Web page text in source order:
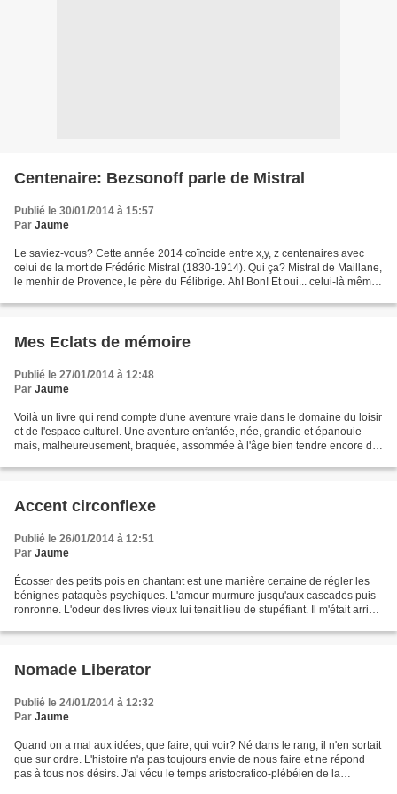
Centenaire: Bezsonoff parle de Mistral
Publié le 30/01/2014 à 15:57
Par Jaume
Le saviez-vous? Cette année 2014 coïncide entre x,y, z centenaires avec
celui de la mort de Frédéric Mistral (1830-1914). Qui ça? Mistral de Maillane,
le menhir de Provence, le père du Félibrige. Ah! Bon! Et oui... celui-là même
Mes Eclats de mémoire
Publié le 27/01/2014 à 12:48
Par Jaume
Voilà un livre qui rend compte d'une aventure vraie dans le domaine du loisir
et de l'espace culturel. Une aventure enfantée, née, grandie et épanouie
mais, malheureusement, braquée, assommée à l'âge bien tendre encore de
Accent circonflexe
Publié le 26/01/2014 à 12:51
Par Jaume
Écosser des petits pois en chantant est une manière certaine de régler les
bénignes pataquès psychiques. L'amour murmure jusqu'aux cascades puis
ronronne. L'odeur des livres vieux lui tenait lieu de stupéfiant. Il m'était arrivé
Nomade Liberator
Publié le 24/01/2014 à 12:32
Par Jaume
Quand on a mal aux idées, que faire, qui voir? Né dans le rang, il n'en sortait
que sur ordre. L'histoire n'a pas toujours envie de nous faire et ne répond
pas à tous nos désirs. J'ai vécu le temps aristocratico-plébéien de la